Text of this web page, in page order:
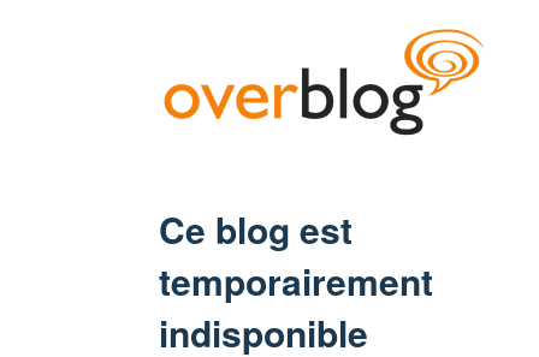
Ce blog est
temporairement
indisponible